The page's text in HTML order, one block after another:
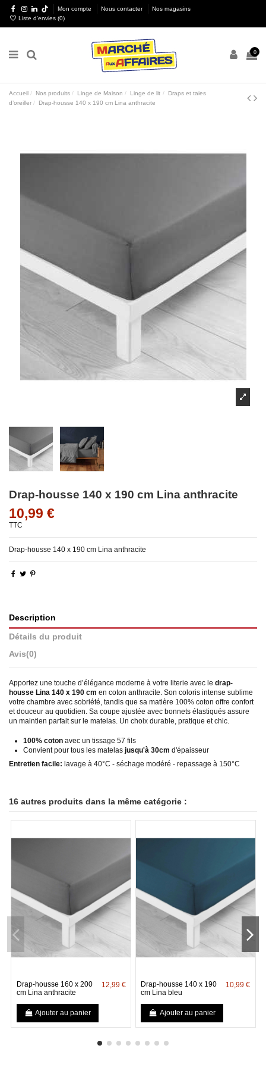
Mon compte Nous contacter
Nos magasins
Liste d'envies (0)
0
Accueil Nos produits Linge de Maison Linge de lit
Draps et taies
d’oreiller
Drap-housse 140 x 190 cm Lina anthracite
Drap-housse 140 x 190 cm Lina anthracite
10,99 €
TTC
Drap-housse 140 x 190 cm Lina anthracite
Description
Détails du produit
Avis(0)
Apportez une touche d’élégance moderne à votre literie avec le drap-
housse Lina 140 x 190 cm en coton anthracite. Son coloris intense sublime
votre chambre avec sobriété, tandis que sa matière 100% coton offre confort
et douceur au quotidien. Sa coupe ajustée avec bonnets élastiqués assure
un maintien parfait sur le matelas. Un choix durable, pratique et chic.
100% coton avec un tissage 57 fils
Convient pour tous les matelas jusqu'à 30cm d'épaisseur
Entretien facile: lavage à 40°C - séchage modéré - repassage à 150°C
16 autres produits dans la même catégorie :
Drap-housse 160 x 200
cm Lina anthracite
12,99 €
Ajouter au panier
Drap-housse 140 x 190
cm Lina bleu
10,99 €
Ajouter au panier